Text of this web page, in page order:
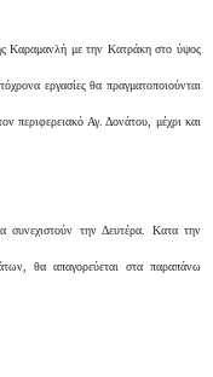
Καραμανλή με την Κατράκη στο ύψος
εργασίες θα πραγματοποιούνται
περιφερειακό Αγ. Δονάτου, μέχρι και
συνεχιστούν την Δευτέρα. Κατα την
θα απαγορεύεται στα παραπάνω